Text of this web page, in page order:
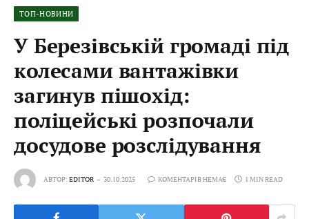
ТОП-НОВИНИ
У Березівській громаді під
колесами вантажівки
загинув пішохід:
поліцейські розпочали
досудове розслідування
АВТОР:EDITOR 30.10.2025 КОМЕНТАРІВ НЕМАЄ 1 MIN READ